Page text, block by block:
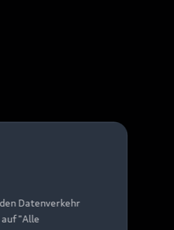
Datenverkehr
"Alle